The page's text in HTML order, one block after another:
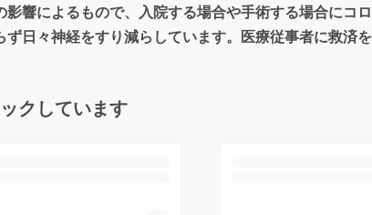
響によるもので、入院する場合や手術する場合にコ
日々神経をすり減らしています。医療従事者に救済
クしています